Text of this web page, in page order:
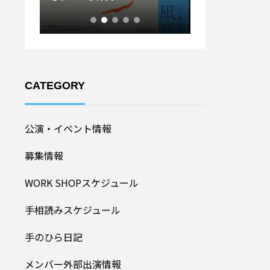
CATEGORY
公演・イベント情報
募集情報
WORK SHOPスケジュール
手相読みスケジュール
手のひら日記
メンバー外部出演情報